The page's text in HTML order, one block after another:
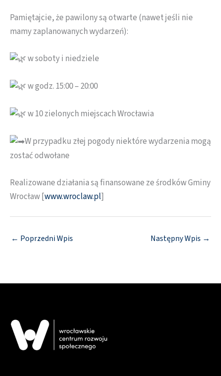
Pamiętajcie, że pawilony są otwarte (nawet jeśli nie
mamy zaplanowanych wydarzeń):
w soboty i niedziele
w godz. 15:00 – 20:00
w 10 zielonych miejscach Wrocławia
W przypadku złej pogody niektóre wydarzenia mogą
zostać odwołane
Realizowane działania są finansowane ze środków Gminy
Wrocław [www.wroclaw.pl]
← Poprzedni Wpis Następny Wpis →